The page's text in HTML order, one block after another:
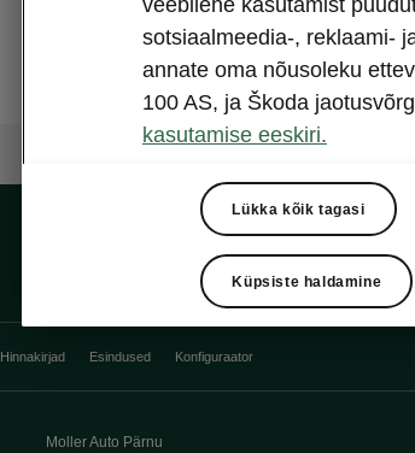
Hinnakirjad Esindused Konfiguraator
Moller Auto Pärnu
veebilehe kasutamist
sotsiaalmeedia-, reklaami-
annate oma nõusoleku
100 AS, ja Škoda
kasutamise eeskiri.
Lükka kõik tagasi
Küpsiste haldamine